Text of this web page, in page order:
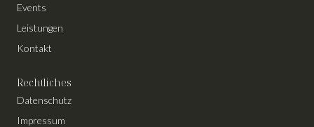
Events
Leistungen
Kontakt
Datenschutz
Impressum
Rechtliches